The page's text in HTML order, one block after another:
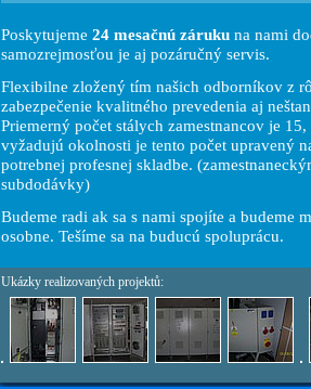
Poskytujeme 24 mesačnú zárukuna nami
samozrejmosťou je aj pozáručný servis.
Flexibilne zložený tím našich odborníkov z
zabezpečenie kvalitného prevedenia aj
Priemerný počet stálych zamestnancov je
vyžadujú okolnosti je tento počet upravený
potrebnej profesnej skladbe.
subdodávky)
Budeme radi ak sa s nami spojíte a budeme
osobne. Tešíme sa na buducú spoluprácu.
Ukázky realizovaných projektů: